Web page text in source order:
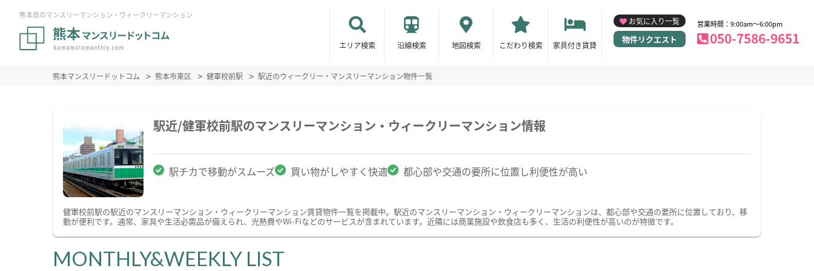
熊本県のマンスリーマンション・ウィークリーマンション
エリア検索 沿線検索 地図検索 こだわり検索 家具付き賃貸
お気に入り一覧
物件リクエスト
営業時間：9:00am～6:00pm
050-7586-9651
熊本マンスリードットコム 熊本市東区 健軍校前駅 駅近のウィークリー・マンスリーマンション物件一覧
駅近/健軍校前駅のマンスリーマンション・ウィークリーマンション情報
駅チカで移動がスムーズ 買い物がしやすく快適 都心部や交通の要所に位置し利便性が高い
健軍校前駅の駅近のマンスリーマンション・ウィークリーマンション賃貸物件一覧を掲載中。駅近のマンスリーマンション・ウィークリーマンションは、都心部や交通の要所に位置しており、移
動が便利です。通常、家具や生活必需品が備えられ、光熱費やWi-Fiなどのサービスが含まれています。近隣には商業施設や飲食店も多く、生活の利便性が高いのが特徴です。
MONTHLY&WEEKLY LIST